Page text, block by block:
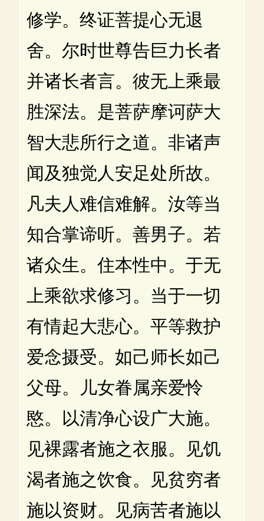
修学。终证菩提心无退
舍。尔时世尊告巨力长者
并诸长者言。彼无上乘最
胜深法。是菩萨摩诃萨大
智大悲所行之道。非诸声
闻及独觉人安足处所故。
凡夫人难信难解。汝等当
知合掌谛听。善男子。若
诸众生。住本性中。于无
上乘欲求修习。当于一切
有情起大悲心。平等救护
爱念摄受。如己师长如己
父母。儿女眷属亲爱怜
愍。以清净心设广大施。
见裸露者施之衣服。见饥
渴者施之饮食。见贫穷者
施以资财。见病苦者施以